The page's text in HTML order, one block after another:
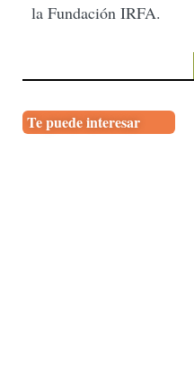
la Fundación IRFA.
Te puede interesar